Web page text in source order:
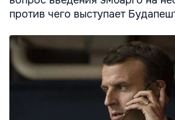
против чего выступает